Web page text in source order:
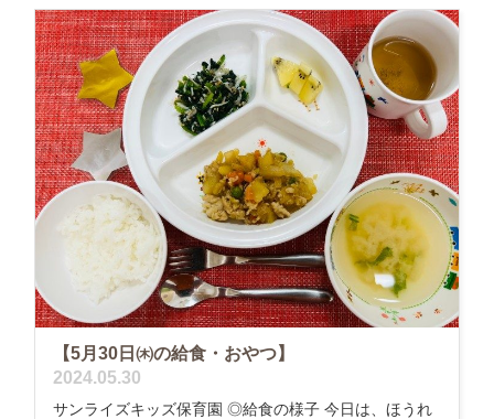
【5月30日㈭の給食・おやつ】
2024.05.30
サンライズキッズ保育園 ◎給食の様子 今日は、ほうれ